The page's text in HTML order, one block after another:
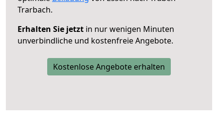
Trarbach.
Erhalten Sie jetzt in nur wenigen Minuten
unverbindliche und kostenfreie Angebote.
Kostenlose Angebote erhalten